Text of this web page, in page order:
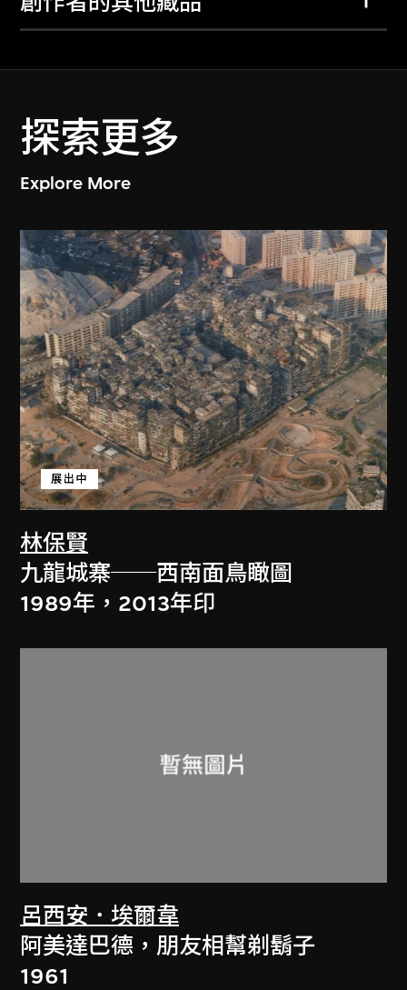
探索更多
Explore More
林保賢
展出中
九龍城寨──西南面鳥瞰圖
1989年，2013年印
呂西安．埃爾韋
阿美達巴德，朋友相幫剃鬍子
1961